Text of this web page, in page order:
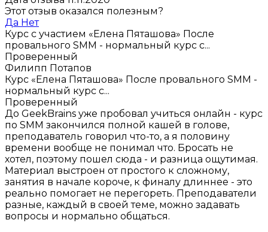
Этот отзыв оказался полезным?
Да Нет
Курс с участием «Елена Пяташова» После
провального SMM - нормальный курс с...
Проверенный
Филипп Потапов
Курс «Елена Пяташова» После провального SMM -
нормальный курс с...
Проверенный
До GeekBrains уже пробовал учиться онлайн - курс
по SMM закончился полной кашей в голове,
преподаватель говорил что-то, а я половину
времени вообще не понимал что. Бросать не
хотел, поэтому пошел сюда - и разница ощутимая.
Материал выстроен от простого к сложному,
занятия в начале короче, к финалу длиннее - это
реально помогает не перегореть. Преподаватели
разные, каждый в своей теме, можно задавать
вопросы и нормально общаться.